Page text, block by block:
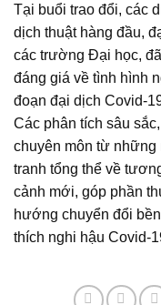
Tại buổi trao đổi, các
dịch thuật hàng đầu,
các trường Đại học,
đáng giá về tình hình
đoạn đại dịch Covid-
Các phân tích sâu
chuyên môn từ
tranh tổng thể về
cảnh mới, góp phần
hướng chuyển đổi
thích nghi hậu Covid-